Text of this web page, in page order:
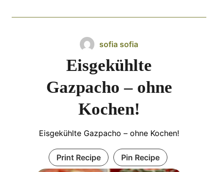
sofia sofia
Eisgekühlte
Gazpacho – ohne
Kochen!
Eisgekühlte Gazpacho – ohne Kochen!
Print Recipe Pin Recipe